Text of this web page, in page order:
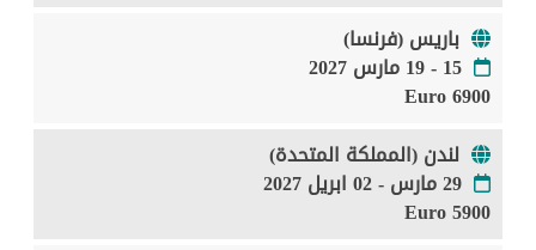
باريس (فرنسا)
15 - 19 مارس 2027
6900 Euro
لندن (المملكة المتحدة)
29 مارس - 02 ابريل 2027
5900 Euro